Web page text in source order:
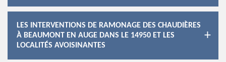
LES INTERVENTIONS DE RAMONAGE DES CHAUDIÈRES
À BEAUMONT EN AUGE DANS LE 14950 ET LES
LOCALITÉS AVOISINANTES